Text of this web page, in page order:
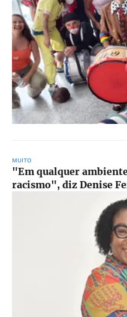
MUITO
"Em qualquer
racismo", diz Denise